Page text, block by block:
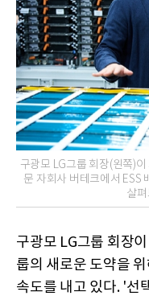
구광모 LG그룹 회장(왼쪽)
문 자회사 버테크에서 ESS
살
구광모 LG그룹 회장
룹의 새로운 도약을
속도를 내고 있다. '선